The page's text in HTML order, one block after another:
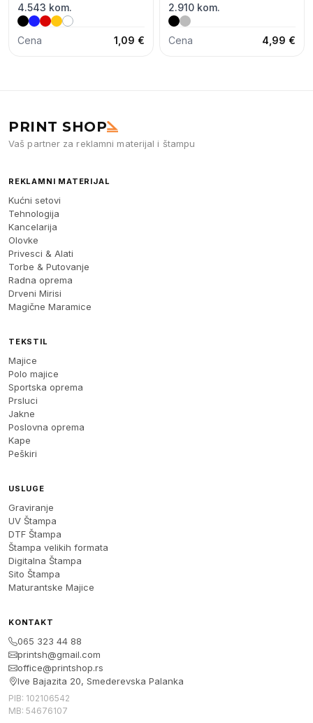
4.543 kom.
Cena 1,09 €
2.910 kom.
Cena 4,99 €
PRINT SHOP
Vaš partner za reklamni materijal i štampu
REKLAMNI MATERIJAL
Kućni setovi
Tehnologija
Kancelarija
Olovke
Privesci & Alati
Torbe & Putovanje
Radna oprema
Drveni Mirisi
Magične Maramice
TEKSTIL
Majice
Polo majice
Sportska oprema
Prsluci
Jakne
Poslovna oprema
Kape
Peškiri
USLUGE
Graviranje
UV Štampa
DTF Štampa
Štampa velikih formata
Digitalna Štampa
Sito Štampa
Maturantske Majice
KONTAKT
065 323 44 88
printsh@gmail.com
office@printshop.rs
Ive Bajazita 20, Smederevska Palanka
PIB: 102106542
MB: 54676107